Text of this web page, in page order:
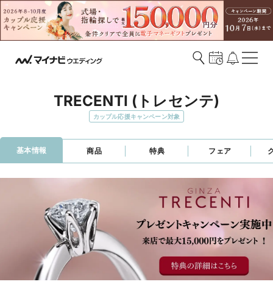
TRECENTI (トレセンテ)
カップル応援キャンペーン対象
基本情報 商品 特典 フェア